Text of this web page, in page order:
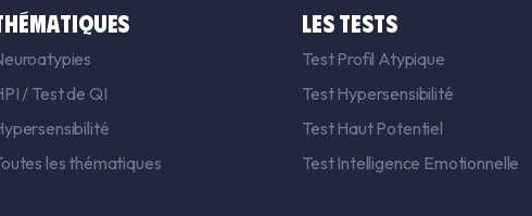
/ Test de QI
les thématiques
LES TESTS
Test Profil Atypique
Test Hypersensibilité
Test Haut Potentiel
Test Intelligence Emotionnelle